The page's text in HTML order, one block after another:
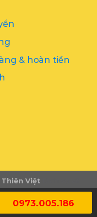
& hoàn tiền
Thiên Việt
kiện Nghệ An
0973.005.186